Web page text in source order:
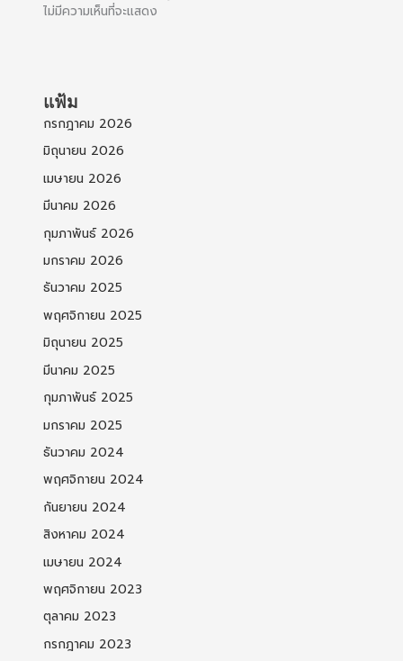
ไม่มีความเห็นที่จะแสดง
แฟ้ม
กรกฎาคม 2026
มิถุนายน 2026
เมษายน 2026
มีนาคม 2026
กุมภาพันธ์ 2026
มกราคม 2026
ธันวาคม 2025
พฤศจิกายน 2025
มิถุนายน 2025
มีนาคม 2025
กุมภาพันธ์ 2025
มกราคม 2025
ธันวาคม 2024
พฤศจิกายน 2024
กันยายน 2024
สิงหาคม 2024
เมษายน 2024
พฤศจิกายน 2023
ตุลาคม 2023
กรกฎาคม 2023